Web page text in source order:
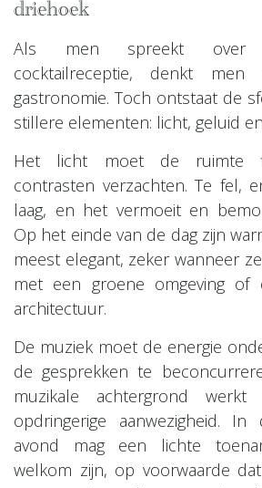
driehoek
Als men spreekt over
cocktailreceptie, denkt
gastronomie. Toch ontstaat de
stillere elementen: licht, geluid
Het licht moet de ruimte
contrasten verzachten. Te fel,
laag, en het vermoeit en
Op het einde van de dag zijn
meest elegant, zeker wanneer
met een groene omgeving of
architectuur.
De muziek moet de energie
de gesprekken te
muzikale achtergrond
opdringerige aanwezigheid.
avond mag een lichte
welkom zijn, op voorwaarde